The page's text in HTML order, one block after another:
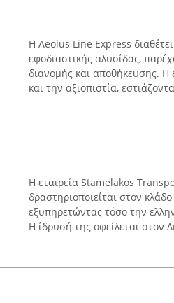
Η Aeolus Line Express
εφοδιαστικής αλυσίδας,
διανομής και αποθήκευσης. Η
και την αξιοπιστία,
Η εταιρεία Stamelakos
δραστηριοποιείται στον
εξυπηρετώντας τόσο την
Η ίδρυσή της οφείλεται στον